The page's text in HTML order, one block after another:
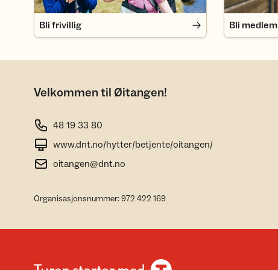
Bli frivillig Bli medlem
Velkommen til Øitangen!
48 19 33 80
www.dnt.no/hytter/betjente/oitangen/
oitangen@dnt.no
Organisasjonsnummer: 972 422 169